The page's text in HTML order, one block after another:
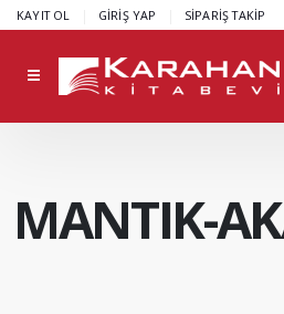
KAYIT OL GİRİŞ YAP SİPARİŞ TAKİP
MANTIK-